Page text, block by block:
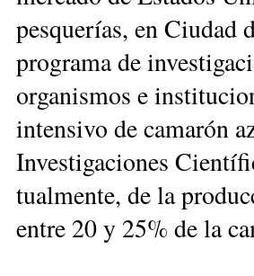
pes­que­rías, en Ciu­dad
pro­gra­ma de
or­ga­nis­mos e
in­ten­si­vo de ca­ma­rón
In­ves­ti­ga­cio­nes
tual­men­te, de la
en­tre 20 y 25% de la